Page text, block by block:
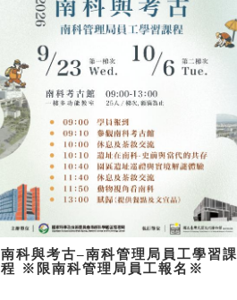
南科與考古–南科管理局員工學習課
程 ※限南科管理局員工報名※